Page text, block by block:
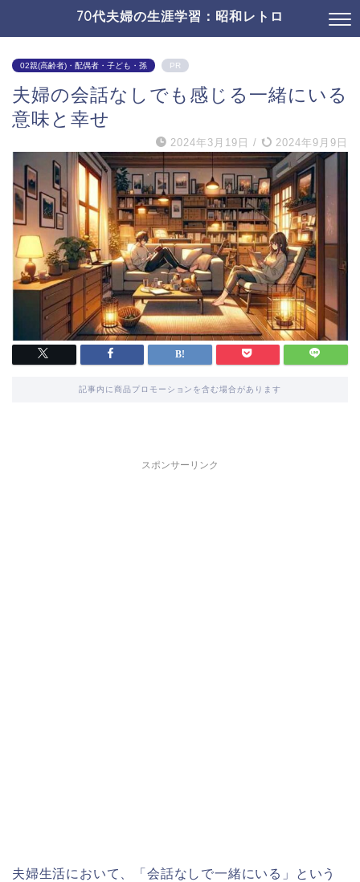
70代夫婦の生涯学習：昭和レトロ
02親(高齢者)・配偶者・子ども・孫 PR
夫婦の会話なしでも感じる一緒にいる
意味と幸せ
2024年3月19日 / 2024年9月9日
記事内に商品プロモーションを含む場合があります
スポンサーリンク
夫婦生活において、「会話なしで一緒にいる」という